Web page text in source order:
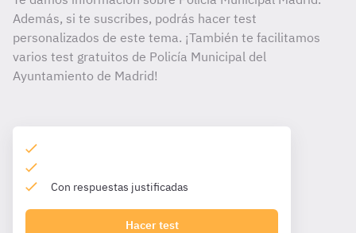
Además, si te suscribes, podrás hacer test
personalizados de este tema. ¡También te facilitamos
varios test gratuitos de Policía Municipal del
Ayuntamiento de Madrid!
Con respuestas justificadas
Hacer test